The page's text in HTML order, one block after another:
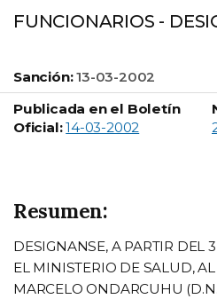
FUNCIONARIOS -
Sanción: 13-03-2002
Publicada en el Boletín
Oficial: 14-03-2002
Resumen:
DESIGNANSE, A PARTIR DEL
EL MINISTERIO DE SALUD,
MARCELO ONDARCUHU